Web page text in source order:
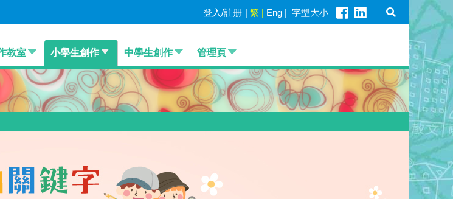
登入/註册 | 繁 | Eng | 字型大小
教室 小學生創作 中學生創作 管理頁